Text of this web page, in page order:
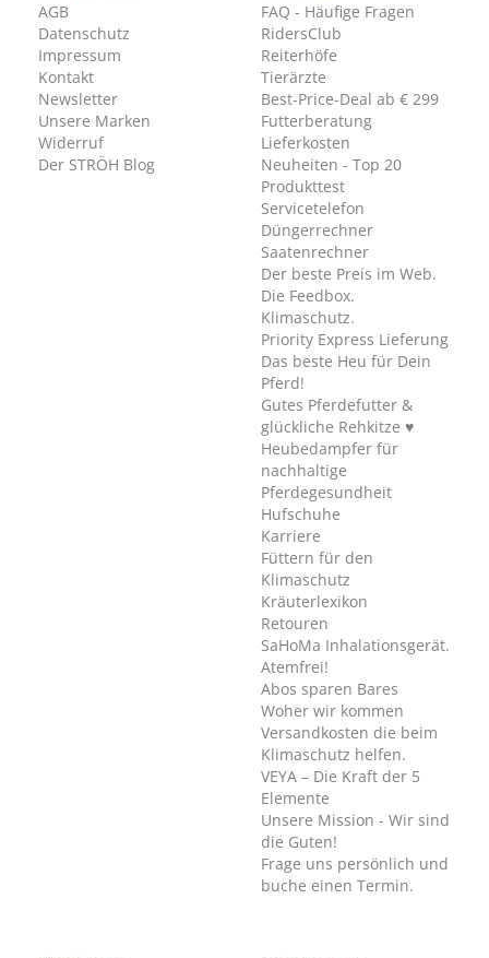
AGB
Datenschutz
Impressum
Kontakt
Newsletter
Unsere Marken
Widerruf
Der STRÖH Blog
FAQ - Häufige Fragen
RidersClub
Reiterhöfe
Tierärzte
Best-Price-Deal ab € 299
Futterberatung
Lieferkosten
Neuheiten - Top 20
Produkttest
Servicetelefon
Düngerrechner
Saatenrechner
Der beste Preis im Web.
Die Feedbox.
Klimaschutz.
Priority Express Lieferung
Das beste Heu für Dein
Pferd!
Gutes Pferdefutter &
glückliche Rehkitze ♥
Heubedampfer für
nachhaltige
Pferdegesundheit
Hufschuhe
Karriere
Füttern für den
Klimaschutz
Kräuterlexikon
Retouren
SaHoMa Inhalationsgerät.
Atemfrei!
Abos sparen Bares
Woher wir kommen
Versandkosten die beim
Klimaschutz helfen.
VEYA – Die Kraft der 5
Elemente
Unsere Mission - Wir sind
die Guten!
Frage uns persönlich und
buche einen Termin.